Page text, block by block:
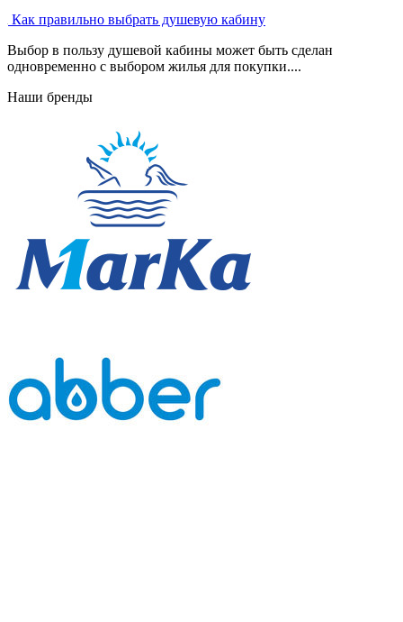
Как правильно выбрать душевую кабину
Выбор в пользу душевой кабины может быть сделан
одновременно с выбором жилья для покупки....
Наши бренды